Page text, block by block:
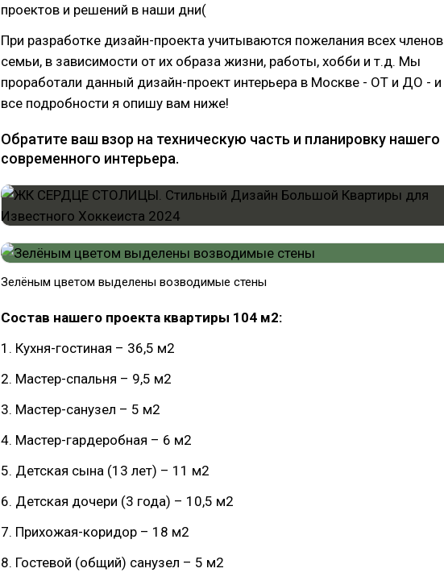
проектов и решений в наши дни(
При разработке дизайн-проекта учитываются пожелания всех членов
семьи, в зависимости от их образа жизни, работы, хобби и т.д. Мы
проработали данный дизайн-проект интерьера в Москве - ОТ и ДО - и
все подробности я опишу вам ниже!
Обратите ваш взор на техническую часть и планировку нашего
современного интерьера.
Зелёным цветом выделены возводимые стены
Состав нашего проекта квартиры 104 м2:
1. Кухня-гостиная – 36,5 м2
2. Мастер-спальня – 9,5 м2
3. Мастер-санузел – 5 м2
4. Мастер-гардеробная – 6 м2
5. Детская сына (13 лет) – 11 м2
6. Детская дочери (3 года) – 10,5 м2
7. Прихожая-коридор – 18 м2
8. Гостевой (общий) санузел – 5 м2